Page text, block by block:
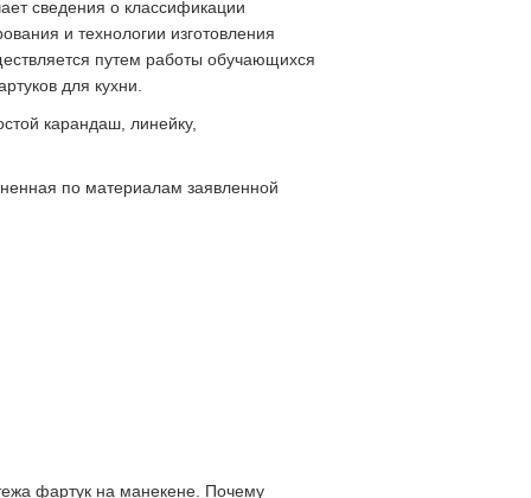
сведения о классификации
и технологии изготовления
путем работы обучающихся
для кухни.
карандаш, линейку,
по материалам заявленной
фартук на манекене. Почему